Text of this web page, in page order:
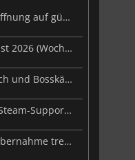
Steam Frame: Preis-Leak zerstört Hoffnung auf günstiges VR-Headset
Neue Videospiele der Woche – August 2026 (Woche 32)
Palworld-Update verbessert Sunreach und Bosskämpfe deutlich
Microsoft überdenkt Project Helix – Steam-Support gefährdet
Malware-Karten und eine Discord-Übernahme treffen Meccha Chameleon